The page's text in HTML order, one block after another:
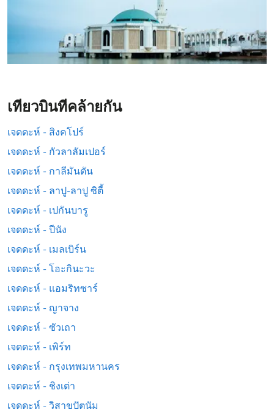
เที่ยวบินที่คล้ายกัน
เจดดะห์ - สิงคโปร์
เจดดะห์ - กัวลาลัมเปอร์
เจดดะห์ - กาลีมันตัน
เจดดะห์ - ลาปู-ลาปู ซิตี้
เจดดะห์ - เปกันบารู
เจดดะห์ - ปีนัง
เจดดะห์ - เมลเบิร์น
เจดดะห์ - โอะกินะวะ
เจดดะห์ - แอมริทซาร์
เจดดะห์ - ญาจาง
เจดดะห์ - ซัวเถา
เจดดะห์ - เพิร์ท
เจดดะห์ - กรุงเทพมหานคร
เจดดะห์ - ชิงเต่า
เจดดะห์ - วิสาขปัตนัม